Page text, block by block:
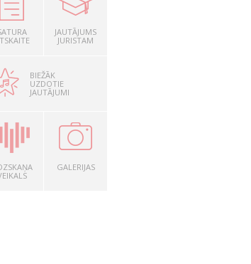
JAUTĀJUMS
JURISTAM
BIEŽĀK
UZDOTIE
JAUTĀJUMI
GALERIJAS